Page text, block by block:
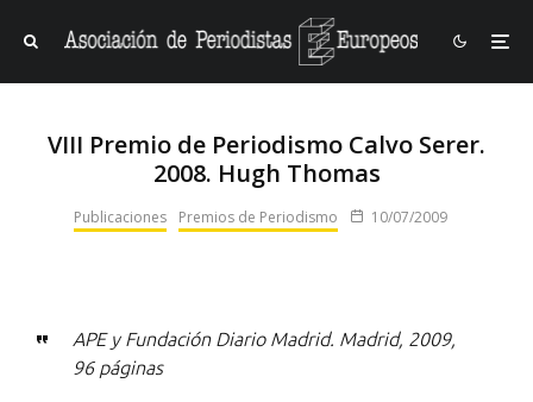
VIII Premio de Periodismo Calvo Serer.
2008. Hugh Thomas
Publicaciones Premios de Periodismo 10/07/2009
APE y Fundación Diario Madrid. Madrid, 2009,
96 páginas